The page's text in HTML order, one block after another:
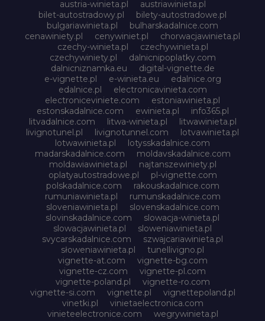
austria-winieta.pl
austriawinieta.pl
bilet-autostradowy.pl
bilety-autostradowe.pl
bulgariawinieta.pl
bulharskadalnice.com
cenawiniety.pl
cenywiniet.pl
chorwacjawinieta.pl
czechy-winieta.pl
czechywinieta.pl
czechywiniety.pl
dalnicnipoplatky.com
dalnicniznamka.eu
digital-vignette.de
e-vignette.pl
e-winieta.eu
edalnice.org
edalnice.pl
electronicavinieta.com
electroniceviniete.com
estoniawinieta.pl
estonskadalnice.com
ewinieta.pl
info365.pl
litvadalnice.com
litwa-winieta.pl
litwawinieta.pl
livignotunel.pl
livignotunnel.com
lotvawinieta.pl
lotwawinieta.pl
lotysskadalnice.com
madarskadalnice.com
moldavskadalnice.com
moldawiawinieta.pl
najtanszewiniety.pl
oplatyautostradowe.pl
pl-vignette.com
polskadalnice.com
rakouskadalnice.com
rumuniawinieta.pl
rumunskadalnice.com
sloveniawinieta.pl
slovenskadalnice.com
slovinskadalnice.com
slowacja-winieta.pl
slowacjawinieta.pl
sloweniawinieta.pl
svycarskadalnice.com
szwajcariawinieta.pl
słoweniawinieta.pl
tunellivigno.pl
vignette-at.com
vignette-bg.com
vignette-cz.com
vignette-pl.com
vignette-poland.pl
vignette-ro.com
vignette-si.com
vignette.pl
vignettepoland.pl
vinetki.pl
vinietaelectronica.com
vinieteelectronice.com
wegrywinieta.pl